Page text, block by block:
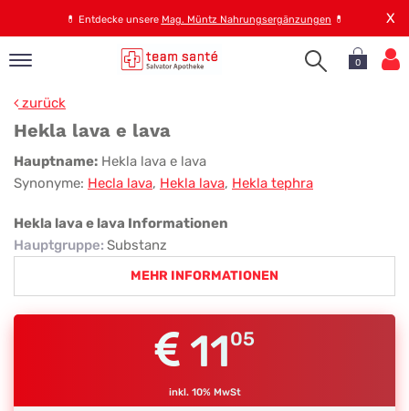
💊 Entdecke unsere Mag. Müntz Nahrungsergänzungen 💊 X
0
zurück
Hekla lava e lava
Hekla
lava
e
lava
Hauptname: Hekla lava e lava
Synonyme: Hecla lava, Hekla lava, Hekla tephra
Hekla lava e lava Informationen
Hauptgruppe: Substanz
MEHR INFORMATIONEN
1105
inkl. 10% MwSt